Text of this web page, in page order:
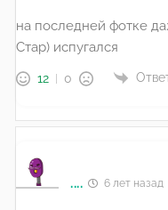
на последней фотке
Стар) испугался
12 0
.... 6 лет назад